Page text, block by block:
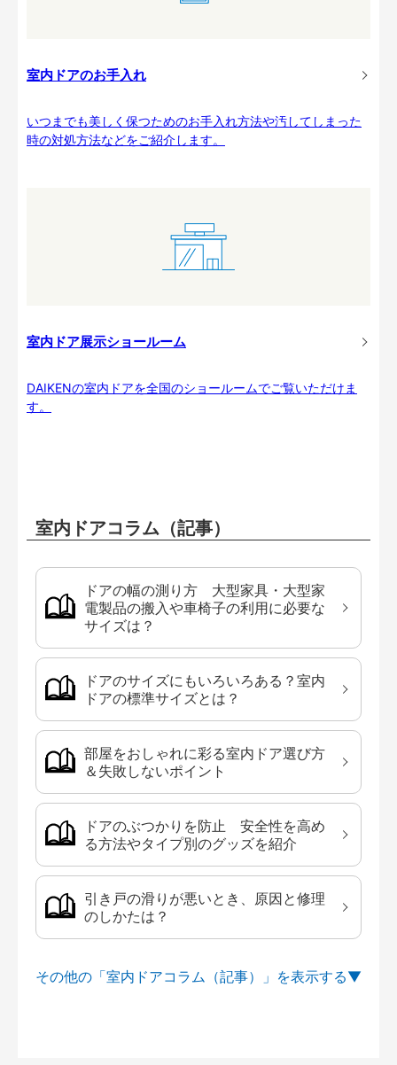
室内ドアのお手入れ
いつまでも美しく保つためのお手入れ方法や汚してしまった
時の対処方法などをご紹介します。
室内ドア展示ショールーム
DAIKENの室内ドアを全国のショールームでご覧いただけま
す。
室内ドアコラム（記事）
ドアの幅の測り方 大型家具・大型家
電製品の搬入や車椅子の利用に必要な
サイズは？
ドアのサイズにもいろいろある？室内
ドアの標準サイズとは？
部屋をおしゃれに彩る室内ドア選び方
＆失敗しないポイント
ドアのぶつかりを防止 安全性を高め
る方法やタイプ別のグッズを紹介
引き戸の滑りが悪いとき、原因と修理
のしかたは？
その他の「室内ドアコラム（記事）」を